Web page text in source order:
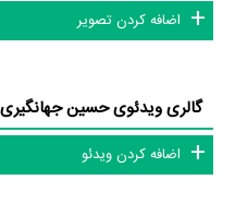
تلویزیون گذراند و در اثر مهمی
شاید یکی از مهم‌ترین بخش‌های
سه در چهاربوده است. حسین
اضافه کردن تصویر
گالری ویدئوی حسین جهانگیری
اضافه کردن ویدئو